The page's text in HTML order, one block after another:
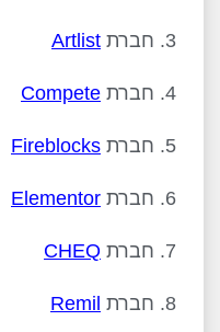
3. חברת Artlist
4. חברת Compete
5. חברת Fireblocks
6. חברת Elementor
7. חברת CHEQ
8. חברת Remil